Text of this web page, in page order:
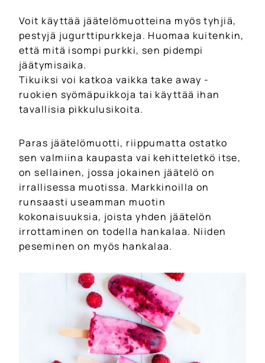
Voit käyttää jäätelömuotteina myös tyhjiä,
pestyjä jugurttipurkkeja. Huomaa kuitenkin,
että mitä isompi purkki, sen pidempi
jäätymisaika.
Tikuiksi voi katkoa vaikka take away -
ruokien syömäpuikkoja tai käyttää ihan
tavallisia pikkulusikoita.
Paras jäätelömuotti, riippumatta ostatko
sen valmiina kaupasta vai kehitteletkö itse,
on sellainen, jossa jokainen jäätelö on
irrallisessa muotissa. Markkinoilla on
runsaasti useamman muotin
kokonaisuuksia, joista yhden jäätelön
irrottaminen on todella hankalaa. Niiden
peseminen on myös hankalaa.